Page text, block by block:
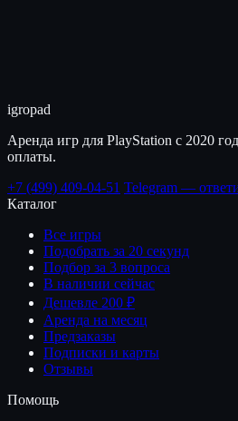
igropad
Аренда игр для PlayStation с 2020
оплаты.
+7 (499) 409-04-51 Telegram —
Каталог
Все игры
Подобрать за 20 секунд
Подбор за 3 вопроса
В наличии сейчас
Дешевле 200 ₽
Аренда на месяц
Предзаказы
Подписки и карты
Отзывы
Помощь